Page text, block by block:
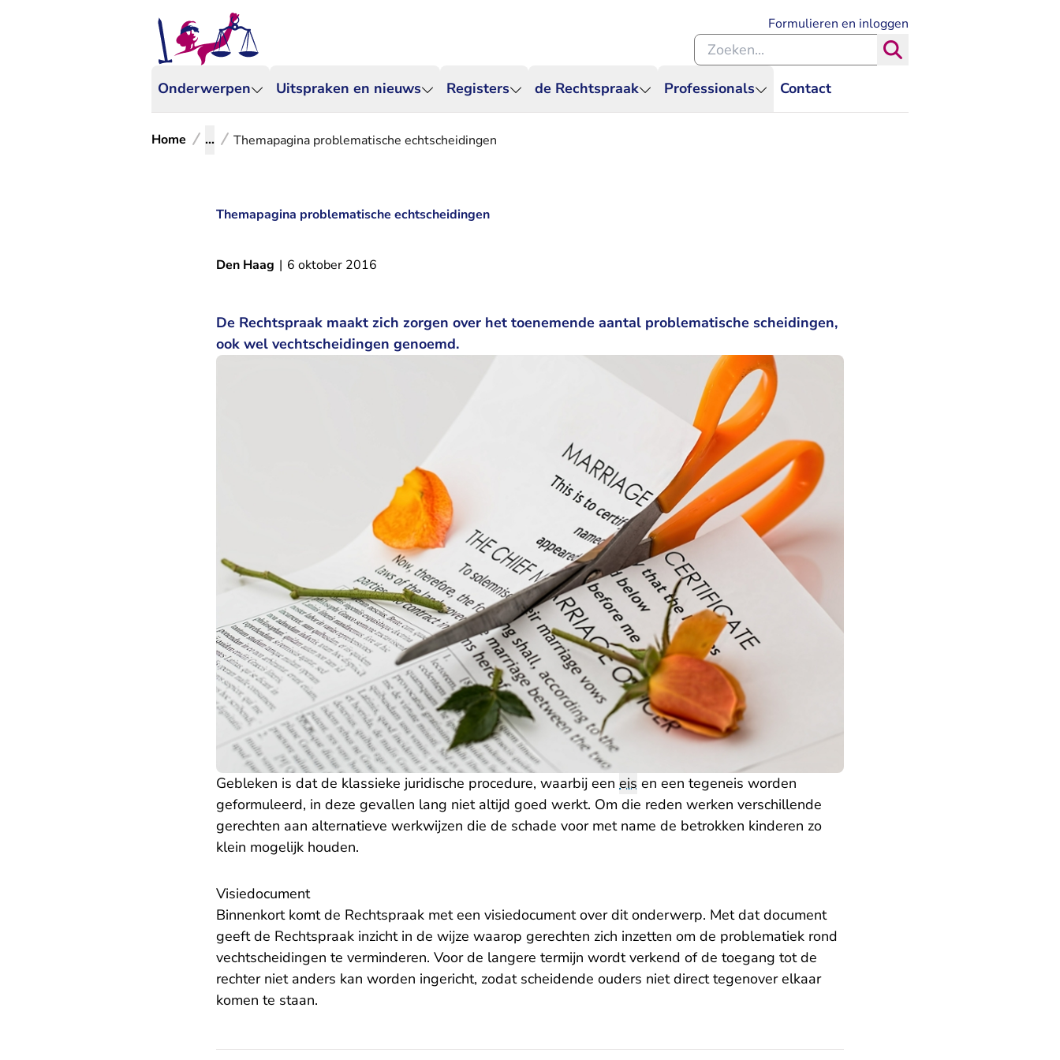
Onderwerpen Uitspraken en nieuws Registers de Rechtspraak Professionals Contact
Formulieren en inloggen
Zoeken binnen de Rechtspraak
Home ... Themapagina problematische echtscheidingen
Themapagina problematische echtscheidingen
Den Haag | 6 oktober 2016
De Rechtspraak maakt zich zorgen over het toenemende aantal problematische scheidingen,
ook wel vechtscheidingen genoemd.
Gebleken is dat de klassieke juridische procedure, waarbij een eis en een tegeneis worden
geformuleerd, in deze gevallen lang niet altijd goed werkt. Om die reden werken verschillende
gerechten aan alternatieve werkwijzen die de schade voor met name de betrokken kinderen zo
klein mogelijk houden.
Visiedocument
Binnenkort komt de Rechtspraak met een visiedocument over dit onderwerp. Met dat document
geeft de Rechtspraak inzicht in de wijze waarop gerechten zich inzetten om de problematiek rond
vechtscheidingen te verminderen. Voor de langere termijn wordt verkend of de toegang tot de
rechter niet anders kan worden ingericht, zodat scheidende ouders niet direct tegenover elkaar
komen te staan.